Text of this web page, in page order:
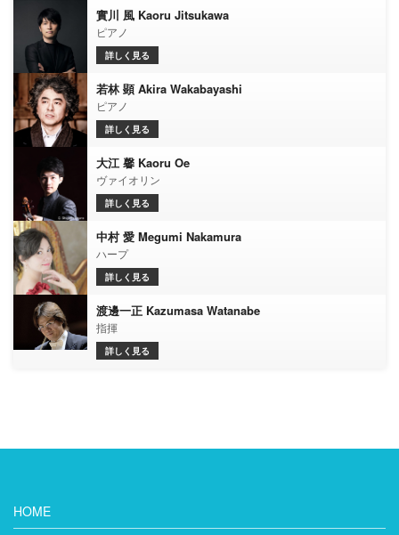
實川 風 Kaoru Jitsukawa
ピアノ
詳しく見る
若林 顕 Akira Wakabayashi
ピアノ
詳しく見る
大江 馨 Kaoru Oe
ヴァイオリン
詳しく見る
中村 愛 Megumi Nakamura
ハープ
詳しく見る
渡邊一正 Kazumasa Watanabe
指揮
詳しく見る
HOME